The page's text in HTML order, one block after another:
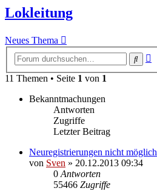
Lokleitung
Neues Thema
Suche
11 Themen • Seite 1 von 1
Bekanntmachungen
Antworten
Zugriffe
Letzter Beitrag
Neuregistrierungen nicht möglich
von Sven » 20.12.2013 09:34
0 Antworten
55466 Zugriffe